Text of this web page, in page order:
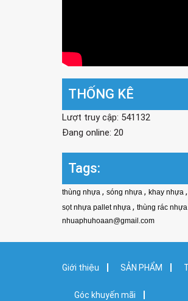
THỐNG KÊ
Lượt truy cập: 541132
Đang online: 20
Tags:
thùng nhựa , sóng nhựa , khay nhựa ,
sọt nhựa pallet nhựa , thùng rác nhựa
nhuaphuhoaan@gmail.com
Giới thiệu SẢN PHẨM
Góc khuyến mãi